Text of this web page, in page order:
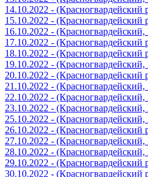
14.10.2022 -
15.10.2022 -
16.10.2022 -
17.10.2022 -
18.10.2022 -
19.10.2022 -
20.10.2022 -
21.10.2022 -
22.10.2022 -
23.10.2022 -
25.10.2022 -
26.10.2022 -
27.10.2022 -
28.10.2022 -
29.10.2022 -
30.10.2022 -